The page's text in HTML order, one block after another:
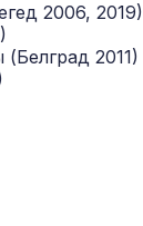
2006, 2019)
2011)